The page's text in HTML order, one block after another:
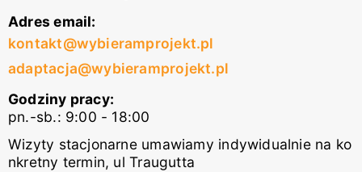
Adres email:
kontakt@wybieramprojekt.pl
adaptacja@wybieramprojekt.pl
Godziny pracy:
pn.-sb.: 9:00 - 18:00
Wizyty stacjonarne umawiamy indywidualnie na ko
nkretny termin, ul Traugutta